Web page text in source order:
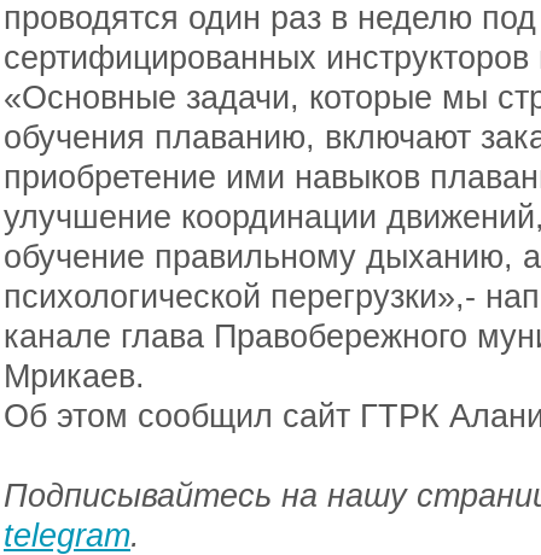
проводятся один раз в неделю
сертифицированных инструкторов
«Основные задачи, которые мы
обучения плаванию, включают
приобретение ими навыков
улучшение координации
обучение правильному дыханию,
психологической перегрузки»,-
канале глава Правобережного
Мрикаев.
Об этом сообщил сайт ГТРК
Подписывайтесь на нашу
telegram.